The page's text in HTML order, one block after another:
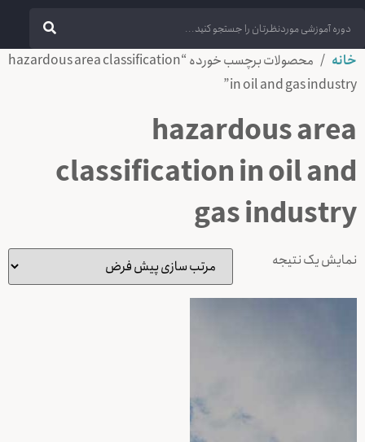
خانه
/ محصولات برچسب خورده “hazardous area classification
in oil and gas industry”
hazardous area
classification in oil and
gas industry
نمایش یک نتیجه